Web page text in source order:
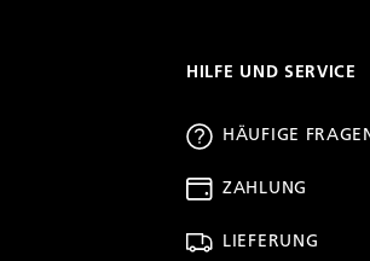
HILFE UND SERVICE
HÄUFIGE
ZAHLUNG
LIEFERUNG